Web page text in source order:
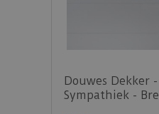
Douwes Dekker -
Sympathiek -